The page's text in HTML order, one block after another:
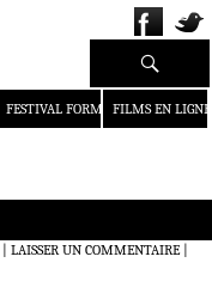
FESTIVAL FORMAT COURT
FILMS EN LIGNE
Recherche
LAISSER UN COMMENTAIRE|